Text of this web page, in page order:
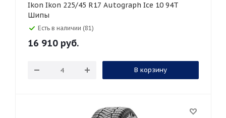
Ikon Ikon 225/45 R17 Autograph Ice 10 94T
Шипы
Есть в наличии (81)
16 910 руб.
В корзину